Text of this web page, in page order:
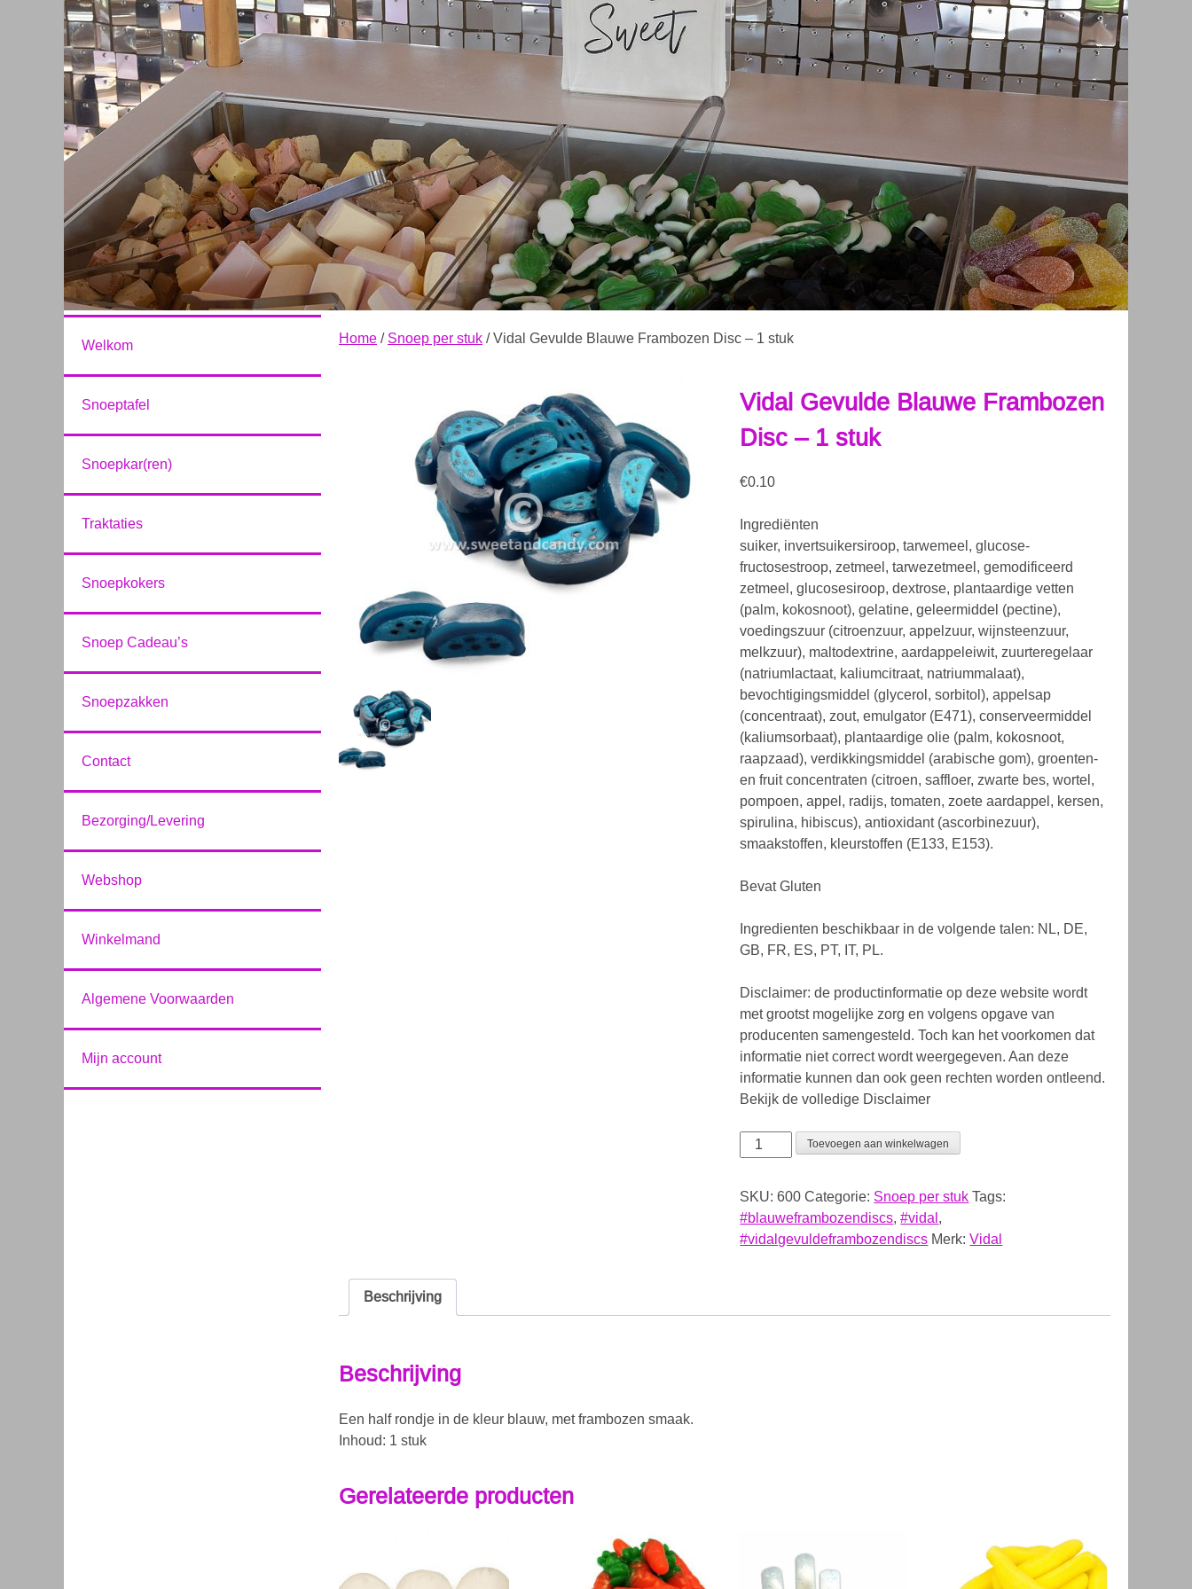
Home / Snoep per stuk / Vidal Gevulde Blauwe Frambozen Disc – 1 stuk
Vidal Gevulde Blauwe Frambozen
Disc – 1 stuk
€0.10
Ingrediënten
suiker, invertsuikersiroop, tarwemeel, glucose-
fructosestroop, zetmeel, tarwezetmeel, gemodificeerd
zetmeel, glucosesiroop, dextrose, plantaardige vetten
(palm, kokosnoot), gelatine, geleermiddel (pectine),
voedingszuur (citroenzuur, appelzuur, wijnsteenzuur,
melkzuur), maltodextrine, aardappeleiwit, zuurteregelaar
(natriumlactaat, kaliumcitraat, natriummalaat),
bevochtigingsmiddel (glycerol, sorbitol), appelsap
(concentraat), zout, emulgator (E471), conserveermiddel
(kaliumsorbaat), plantaardige olie (palm, kokosnoot,
raapzaad), verdikkingsmiddel (arabische gom), groenten-
en fruit concentraten (citroen, saffloer, zwarte bes, wortel,
pompoen, appel, radijs, tomaten, zoete aardappel, kersen,
spirulina, hibiscus), antioxidant (ascorbinezuur),
smaakstoffen, kleurstoffen (E133, E153).
Bevat Gluten
Ingredienten beschikbaar in de volgende talen: NL, DE,
GB, FR, ES, PT, IT, PL.
Disclaimer: de productinformatie op deze website wordt
met grootst mogelijke zorg en volgens opgave van
producenten samengesteld. Toch kan het voorkomen dat
informatie niet correct wordt weergegeven. Aan deze
informatie kunnen dan ook geen rechten worden ontleend.
Bekijk de volledige Disclaimer
Toevoegen aan winkelwagen
SKU:600 Categorie: Snoep per stuk Tags:
#blauweframbozendiscs,#vidal ,
#vidalgevuldeframbozendiscs Merk:Vidal
Beschrijving
Beschrijving
Een half rondje in de kleur blauw, met frambozen smaak.
Inhoud: 1 stuk
Gerelateerde producten
Welkom
Snoeptafel
Snoepkar(ren)
Traktaties
Snoepkokers
Snoep Cadeau’s
Snoepzakken
Contact
Bezorging/Levering
Webshop
Winkelmand
Algemene Voorwaarden
Mijn account